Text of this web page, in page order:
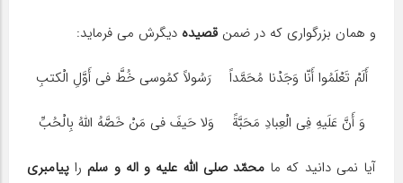
و همان بزرگواری که در ضمن قصیده دیگرش می فرماید:
أَلَمْ تَعْلَمُوا أَنّا وَجَدْنا مُحَمَّداً رَسُولاً کمُوسی خُطَّ فی أَوَّلِ الْکتبِ
وَ أَنَّ عَلَیهِ فِی الْعِبادِ مَحَبَّةً وَلا حَیفَ فی مَنْ خَصَّهُ اللهُ بِالْحُبِّ
آیا نمی دانید که مامحمّد صلی الله علیه و اله و سلمرا پیامبری